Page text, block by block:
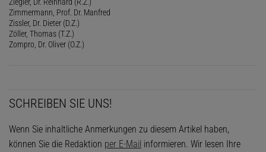
Zimmermann, Prof. Dr. Manfred
Zissler, Dr. Dieter (D.Z.)
Zöller, Thomas (T.Z.)
Zompro, Dr. Oliver (O.Z.)
SCHREIBEN SIE UNS!
Wenn Sie inhaltliche Anmerkungen zu diesem Artikel haben,
können Sie die Redaktion per E-Mail informieren. Wir lesen Ihre